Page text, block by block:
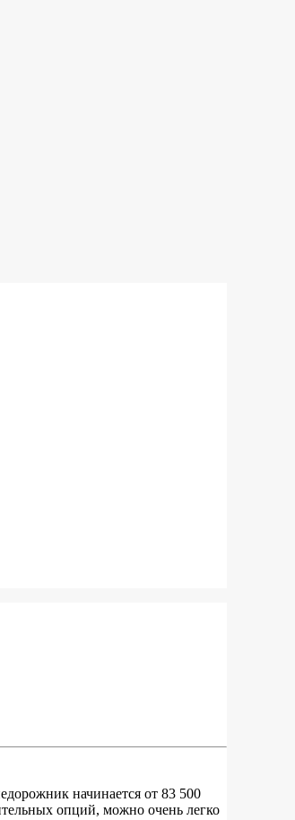
начинается от 83 500
опций, можно очень легко